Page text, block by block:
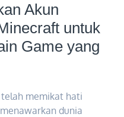
Akun
untuk
Game yang
memikat hati
dunia